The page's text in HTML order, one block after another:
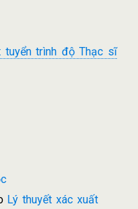
tuyển trình độ Thạc sĩ
Lý thuyết xác xuất